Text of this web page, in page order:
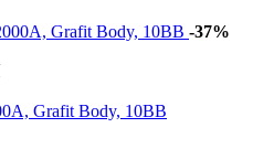
-37%
Grafit Body, 10BB